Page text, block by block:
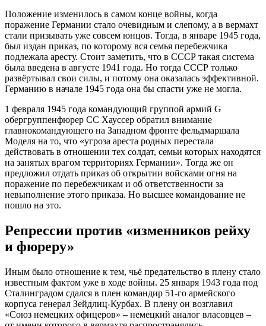
Положение изменилось в самом конце войны, когда
поражение Германии стало очевидным и слепому, а в вермахт
стали призывать уже совсем юнцов. Тогда, в январе 1945 года,
был издан приказ, по которому вся семья перебежчика
подлежала аресту. Стоит заметить, что в СССР такая система
была введена в августе 1941 года. Но тогда СССР только
развёртывал свои силы, и потому она оказалась эффективной.
Германию в начале 1945 года она бы спасти уже не могла.
1 февраля 1945 года командующий группой армий G
обергруппенфюрер СС Хауссер обратил внимание
главнокомандующего на Западном фронте фельдмаршала
Моделя на то, что «угроза ареста родных перестала
действовать в отношении тех солдат, семьи которых находятся
на занятых врагом территориях Германии». Тогда же он
предложил отдать приказ об открытии войсками огня на
поражение по перебежчикам и об ответственности за
невыполнение этого приказа. Но высшее командование не
пошло на это.
Репрессии против «изменников рейху
и фюреру»
Иным было отношение к тем, чьё предательство в плену стало
известным фактом уже в ходе войны. 25 января 1943 года под
Сталинградом сдался в плен командир 51-го армейского
корпуса генерал Зейдлиц-Курбах. В плену он возглавил
«Союз немецких офицеров» – немецкий аналог власовцев –